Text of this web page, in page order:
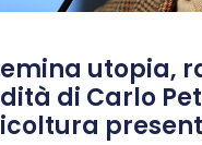
utopia,
di Carlo